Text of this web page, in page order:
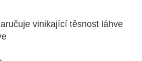
vinikající těsnost láhve